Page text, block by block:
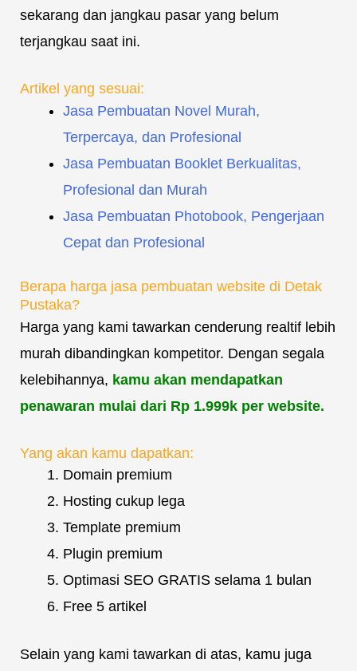
sekarang dan jangkau pasar yang belum
terjangkau saat ini.
Artikel yang sesuai:
Jasa Pembuatan Novel Murah,
Terpercaya, dan Profesional
Jasa Pembuatan Booklet Berkualitas,
Profesional dan Murah
Jasa Pembuatan Photobook, Pengerjaan
Cepat dan Profesional
Berapa harga jasa pembuatan website di Detak
Pustaka?
Harga yang kami tawarkan cenderung realtif lebih
murah dibandingkan kompetitor. Dengan segala
kelebihannya, kamu akan mendapatkan
penawaran mulai dari Rp 1.999k per website.
Yang akan kamu dapatkan:
Domain premium
Hosting cukup lega
Template premium
Plugin premium
Optimasi SEO GRATIS selama 1 bulan
Free 5 artikel
Selain yang kami tawarkan di atas, kamu juga